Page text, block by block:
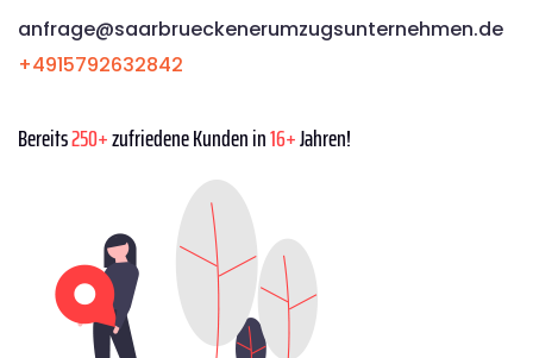
anfrage@saarbrueckenerumzugsunternehmen.de
+4915792632842
Bereits250+zufriedene Kunden in16+Jahren!